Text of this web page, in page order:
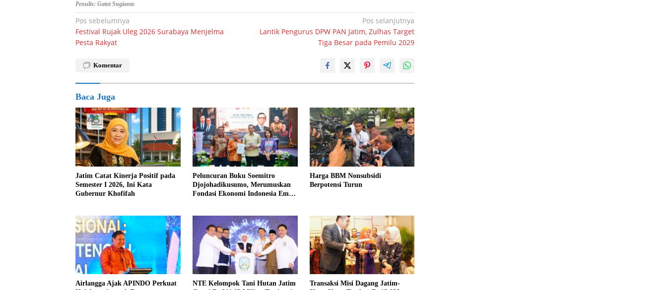
Penulis: Gatot Sugianto
Navigasi
pos
Pos sebelumnya
Festival Rujak Uleg 2026 Surabaya Menjelma
Pesta Rakyat
Pos selanjutnya
Lantik Pengurus DPW PAN Jatim, Zulhas Target
Tiga Besar pada Pemilu 2029
Komentar
Baca Juga
Jatim Catat Kinerja Positif pada
Semester I 2026, Ini Kata
Gubernur Khofifah
Peluncuran Buku Soemitro
Djojohadikusumo, Merumuskan
Fondasi Ekonomi Indonesia Emas
Harga BBM Nonsubsidi
Berpotensi Turun
Airlangga Ajak APINDO Perkuat
NTE Kelompok Tani Hutan Jatim
Transaksi Misi Dagang Jatim-